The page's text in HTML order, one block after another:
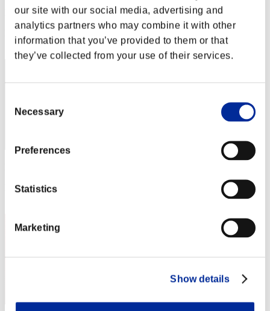
our site with our social media, advertising and
analytics partners who may combine it with other
information that you’ve provided to them or that
they’ve collected from your use of their services.
Selection
Necessary
Preferences
Statistics
Marketing
Show details
Puntos:Lv:1/05'07"25
Posición
2
Posición